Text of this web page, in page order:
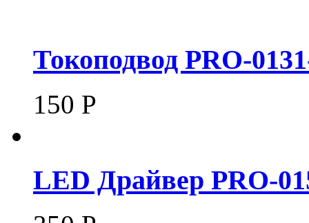
Токоподвод PRO-
150 Р
LED Драйвер PRO-